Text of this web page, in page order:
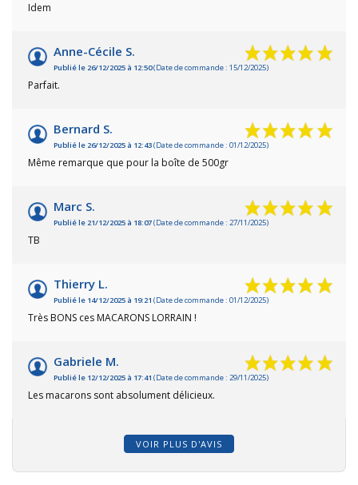
Idem
Anne-Cécile S.
Publié le 26/12/2025 à 12:50(Date de commande : 15/12/2025)
Parfait.
Bernard S.
Publié le 26/12/2025 à 12:43(Date de commande : 01/12/2025)
Même remarque que pour la boîte de 500gr
Marc S.
Publié le 21/12/2025 à 18:07(Date de commande : 27/11/2025)
TB
Thierry L.
Publié le 14/12/2025 à 19:21 (Date de commande : 01/12/2025)
Très BONS ces MACARONS LORRAIN !
Gabriele M.
Publié le 12/12/2025 à 17:41 (Date de commande : 29/11/2025)
Les macarons sont absolument délicieux.
VOIR PLUS D'AVIS